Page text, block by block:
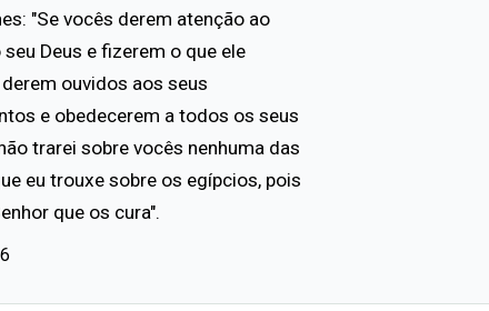
presente de Deus e não podia ser comprada.
servir apenas ao Deus de Israel pelo resto de sua
Naamã é um poderoso lembrete de que a cura verdadeira
muitas vezes, é preciso humildade para receber essa
"Se vocês derem atenção ao
seu Deus e fizerem o que ele
derem ouvidos aos seus
e obedecerem a todos os seus
trarei sobre vocês nenhuma das
eu trouxe sobre os egípcios, pois
que os cura".